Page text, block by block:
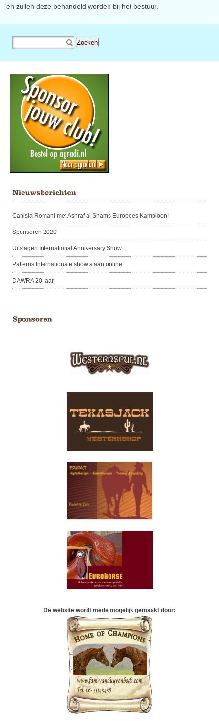
en zullen deze behandeld worden bij het bestuur.
Canisia Romani met Ashraf al Shams Europees Kampioen!
Sponsoren 2020
Uitslagen International Anniversary Show
Patterns Internationale show staan online
DAWRA 20 jaar
De website wordt mede mogelijk gemaakt door: